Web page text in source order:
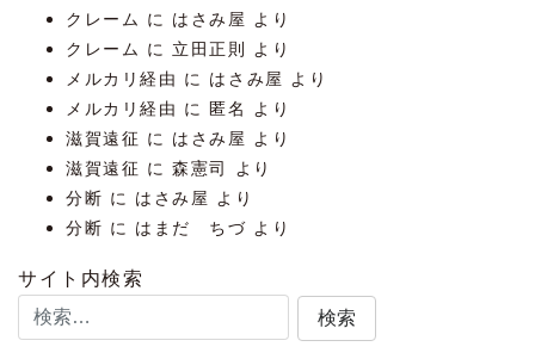
クレーム に はさみ屋 より
クレーム に 立田正則 より
メルカリ経由 に はさみ屋 より
メルカリ経由 に匿名
より
滋賀遠征 に はさみ屋 より
滋賀遠征 に森憲司
より
分断 に はさみ屋 より
分断 に はまだ ちづ より
サイト内検索